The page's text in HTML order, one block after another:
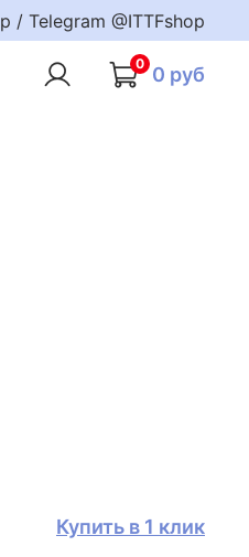
Telegram @ITTFshop
0 0 руб
Купить в 1 клик